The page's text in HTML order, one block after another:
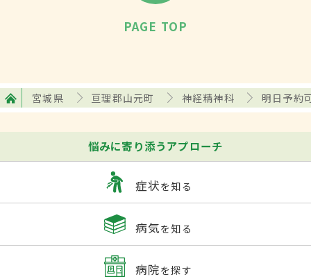
PAGE TOP
宮城県 亘理郡山元町 神経精神科 明日予約
悩みに寄り添うアプローチ
症状を知る
病気を知る
病院を探す